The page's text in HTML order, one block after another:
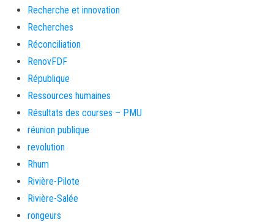
Recherche et innovation
Recherches
Réconciliation
RenovFDF
République
Ressources humaines
Résultats des courses – PMU
réunion publique
revolution
Rhum
Rivière-Pilote
Rivière-Salée
rongeurs